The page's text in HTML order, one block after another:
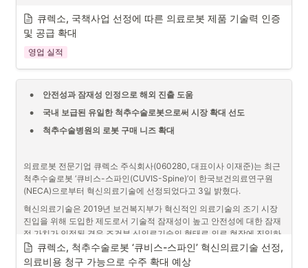
'서비스로봇 실증사업'은 K-로봇 시장 확대를 통해 산업의 혁신을 선도하
기 위한 서비스 로봇 분야 및 부품, 기타 서비스 분야를 지원하는 사업으
위한 수술로봇 분야에 선정되었다.
또한, '간병로봇 지원사업'은 간병비 부담 경감 및 돌봄 인력의 업무 경감
활로봇 분야에 선정되었다.
큐렉소 관계자는 "먼저 국책사업 의료로봇부문에서 큐렉소 의료로봇 제
품이 선정 됨에 있어 한국로봇산진흥원에 감사의 뜻을 전하며 국책사업
이 국내 의료로봇 사업의 성장을 견인하고 이를 기반으로 글로벌 의료로
봇 시장 진출 및 시장점유율 확대에 큰 도움이 되고 있다. 현재 2024년도
국책사업이 추가적으로 진행됨에 따라 추가 수주 및 실적 개선에도 최선
큐렉소, 국책사업 선정에 따른 의료로봇 제품 기술력 인증
및 공급 확대
영업 실적
• 안전성과 잠재성 인정으로 해외 진출 도움
• 국내 보급된 유일한 척추수술로봇으로써 시장 확대 선도
• 척추수술병원의 로봇 구매 니즈 확대
의료로봇 전문기업 큐렉소 주식회사(060280, 대표이사 이재준)는 최근
척추수술로봇 ‘큐비스-스파인(CUVIS-Spine)’이 한국보건의료연구원
(NECA)으로부터 혁신의료기술에 선정되었다고 3일 밝혔다.
혁신의료기술은 2019년 보건복지부가 혁신적인 의료기술의 조기 시장
진입을 위해 도입한 제도로서 기술적 잠재성이 높고 안전성에 대한 잠재
적 가치가 인정된 경우 조건부 신의료기술의 형태로 의료 현장에 진입하
여 일정기간 동안 사용, 검증하고 정식 등재할 수 있도록 하고 있다. 따라
서 의료진에게 새로운 의료기술의 사용 기회를 제공하고 환자들에게는
큐렉소, 척추수술로봇 ‘큐비스-스파인’ 혁신의료기술 선정,
의료비용 청구 가능으로 수주 확대 예상